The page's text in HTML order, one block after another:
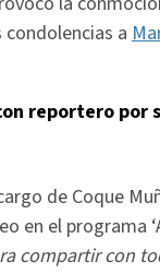
a
reportero por
de Coque
en el programa
compartir con